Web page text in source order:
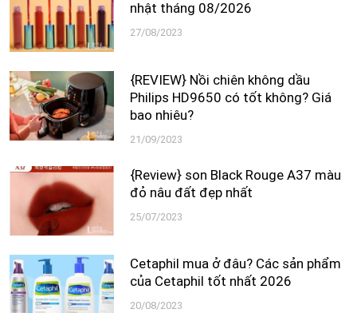
nhật tháng 08/2026
27/08/2023
{REVIEW} Nồi chiên không dầu
Philips HD9650 có tốt không? Giá
bao nhiêu?
21/09/2023
{Review} son Black Rouge A37 màu
đỏ nâu đất đẹp nhất
25/07/2023
Cetaphil mua ở đâu? Các sản phẩm
của Cetaphil tốt nhất 2026
20/08/2023